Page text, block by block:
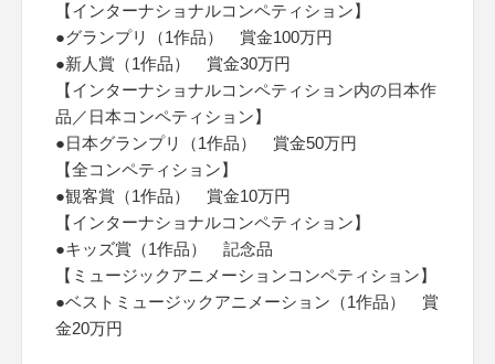
【インターナショナルコンペティション】
●グランプリ（1作品） 賞金100万円
●新人賞（1作品） 賞金30万円
【インターナショナルコンペティション内の日本作
品／日本コンペティション】
●日本グランプリ（1作品） 賞金50万円
【全コンペティション】
●観客賞（1作品） 賞金10万円
【インターナショナルコンペティション】
●キッズ賞（1作品） 記念品
【ミュージックアニメーションコンペティション】
●ベストミュージックアニメーション（1作品） 賞
金20万円